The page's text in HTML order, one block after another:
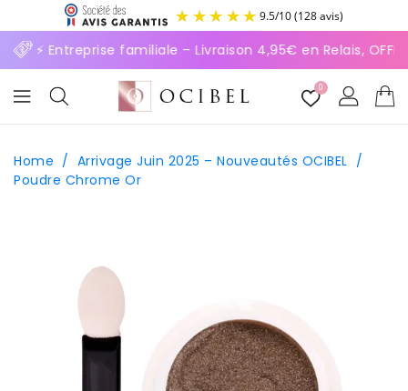
9.5/10
⚡ Entreprise familiale – Livraison 4,95€ en Relais,
0
Home / Arrivage Juin 2025 – Nouveautés OCIBEL /
Poudre Chrome Or